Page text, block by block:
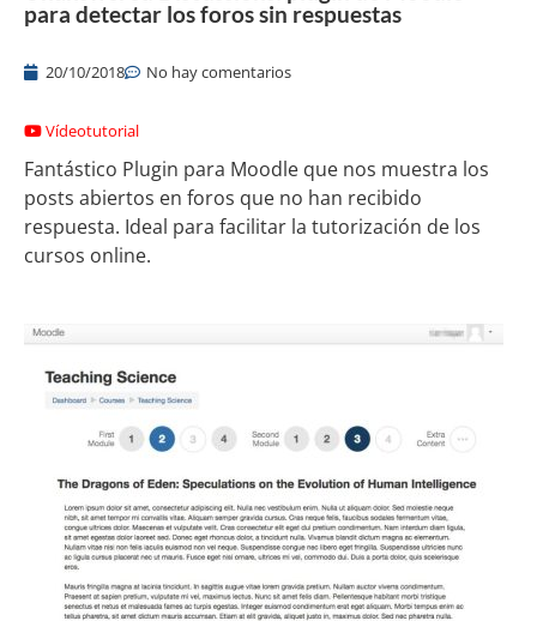
para detectar los foros sin respuestas
20/10/2018 No hay comentarios
Vídeotutorial
Fantástico Plugin para Moodle que nos muestra los
posts abiertos en foros que no han recibido
respuesta. Ideal para facilitar la tutorización de los
cursos online.